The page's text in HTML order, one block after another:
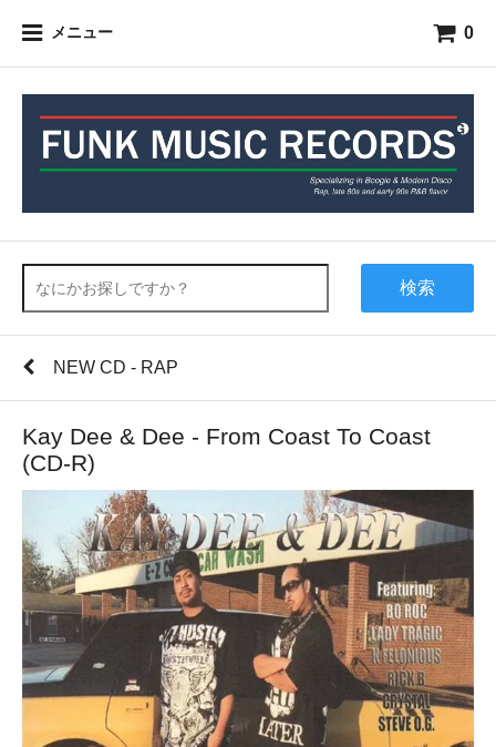
メニュー 0
検索
NEW CD - RAP
Kay Dee & Dee - From Coast To Coast
(CD-R)